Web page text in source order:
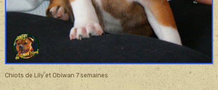
Chiots de Lily et Obiwan 7 semaines